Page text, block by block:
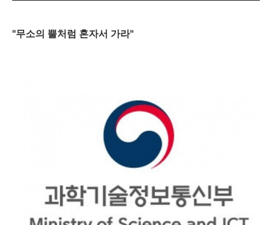
"무소의 뿔처럼 혼자서 가라"